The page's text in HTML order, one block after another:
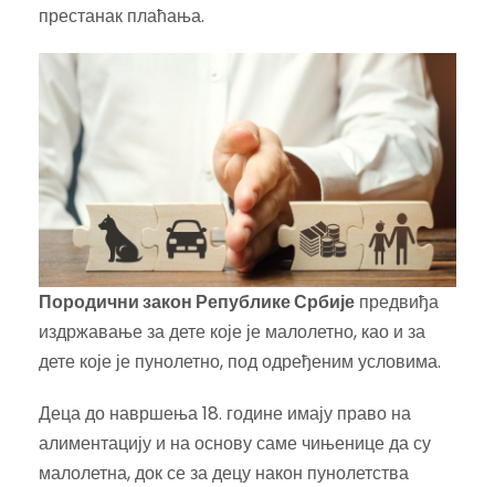
престанак плаћања.
Породични закон Републике Србије предвиђа
издржавање за дете које је малолетно, као и за
дете које је пунолетно, под одређеним условима.
Деца до навршења 18. године имају право на
алиментацију и на основу саме чињенице да су
малолетна, док се за децу након пунолетства